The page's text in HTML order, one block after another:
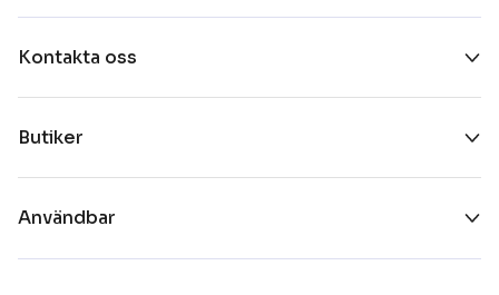
Kontakta oss
Butiker
Användbar